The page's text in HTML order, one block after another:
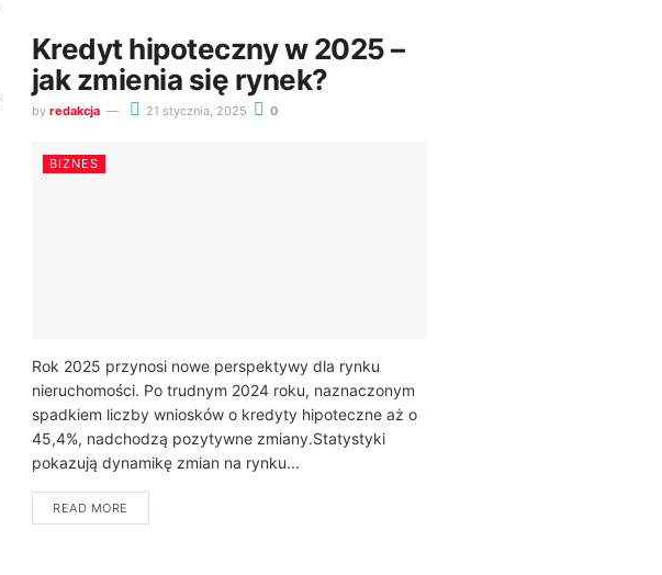
Kredyt hipoteczny w 2025 –
jak zmienia się rynek?
by redakcja 21 stycznia, 2025 0
BIZNES
Rok 2025 przynosi nowe perspektywy dla rynku
nieruchomości. Po trudnym 2024 roku, naznaczonym
spadkiem liczby wniosków o kredyty hipoteczne aż o
45,4%, nadchodzą pozytywne zmiany.Statystyki
pokazują dynamikę zmian na rynku...
READ MORE